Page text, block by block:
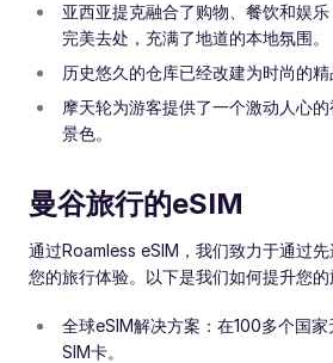
亚西亚提克融合了购物、餐饮和娱
完美去处，充满了地道的本地氛围。
历史悠久的仓库已经改建为时尚的精
摩天轮为游客提供了一个激动人心
景色。
曼谷旅行的eSIM
通过Roamless eSIM，我们致力于通过
您的旅行体验。以下是我们如何提升您的
全球eSIM解决方案：在100多个国
SIM卡。